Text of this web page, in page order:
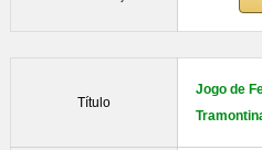
Título
Jogo de